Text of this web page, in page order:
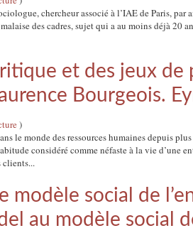
chercheur associé à l’IAE de Paris,
des cadres, sujet qui a au moins déjà 20
et des jeux de
Bourgeois.
)
le monde des ressources humaines depuis
considéré comme néfaste à la vie d’une
clients...
modèle social de
au modèle social